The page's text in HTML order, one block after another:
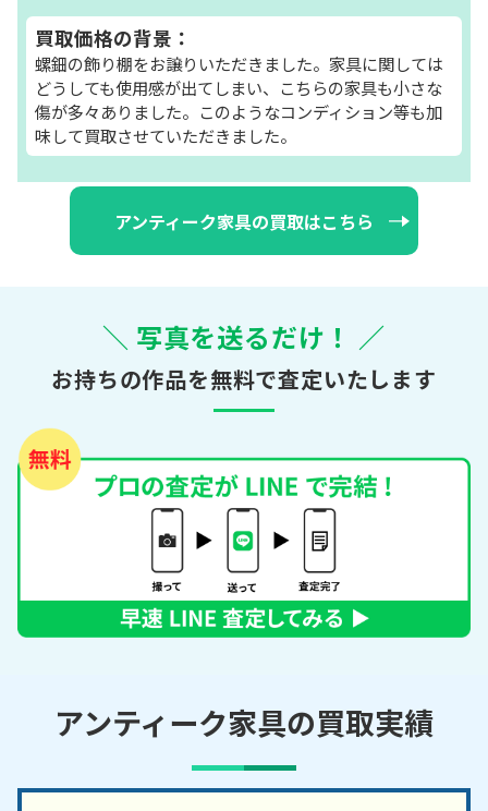
買取価格の背景：
螺鈿の飾り棚をお譲りいただきました。家具に関しては
どうしても使用感が出てしまい、こちらの家具も小さな
傷が多々ありました。このようなコンディション等も加
味して買取させていただきました。
アンティーク家具の買取はこちら
＼ 写真を送るだけ！ ／
お持ちの作品を無料で査定いたします
アンティーク家具の買取実績